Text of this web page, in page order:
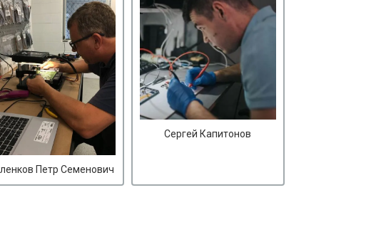
Петр Семенович
Сергей Капитонов